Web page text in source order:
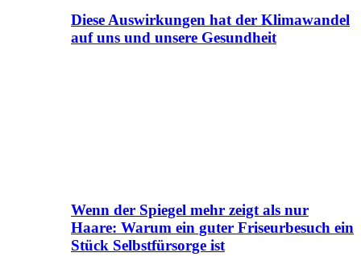
Diese Auswirkungen hat der Klimawandel
auf uns und unsere Gesundheit
Wenn der Spiegel mehr zeigt als nur
Haare: Warum ein guter Friseurbesuch ein
Stück Selbstfürsorge ist